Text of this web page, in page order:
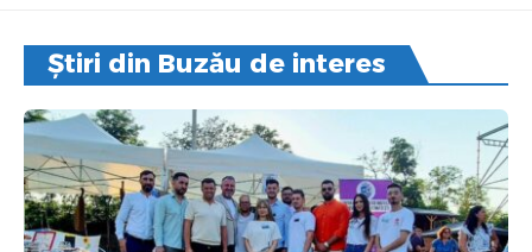
Știri din Buzău de interes